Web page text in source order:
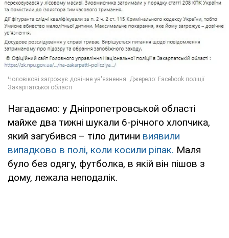
Нагадаємо: у Дніпропетровськой області
майже два тижні шукали 6-річного хлопчика,
який загубився – тіло дитини виявили
випадково в полі, коли косили ріпак. Маля
було без одягу, футболка, в якій він пішов з
дому, лежала неподалік.